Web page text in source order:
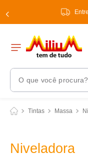
O que você procura?
Tintas Massa
Niveladora
Termos Mais
2 º tinta